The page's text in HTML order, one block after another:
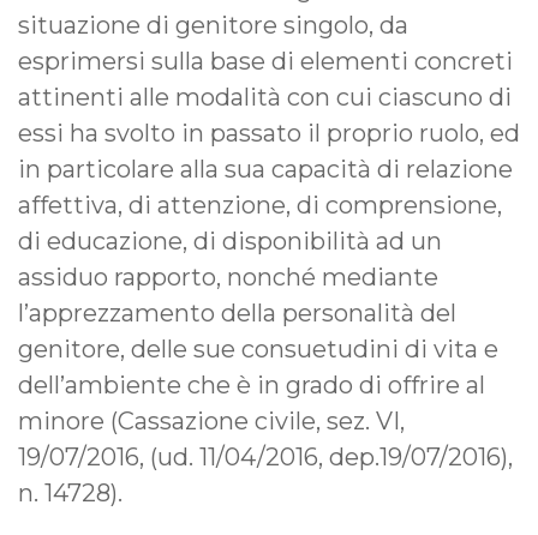
situazione di genitore singolo, da
esprimersi sulla base di elementi concreti
attinenti alle modalità con cui ciascuno di
essi ha svolto in passato il proprio ruolo, ed
in particolare alla sua capacità di relazione
affettiva, di attenzione, di comprensione,
di educazione, di disponibilità ad un
assiduo rapporto, nonché mediante
l’apprezzamento della personalità del
genitore, delle sue consuetudini di vita e
dell’ambiente che è in grado di offrire al
minore (Cassazione civile, sez. VI,
19/07/2016, (ud. 11/04/2016, dep.19/07/2016),
n. 14728).